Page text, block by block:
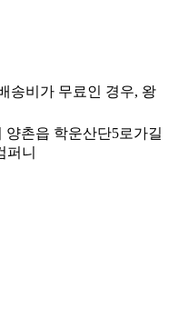
송비가 무료인 경우, 왕
양촌읍 학운산단5로가길
퍼니